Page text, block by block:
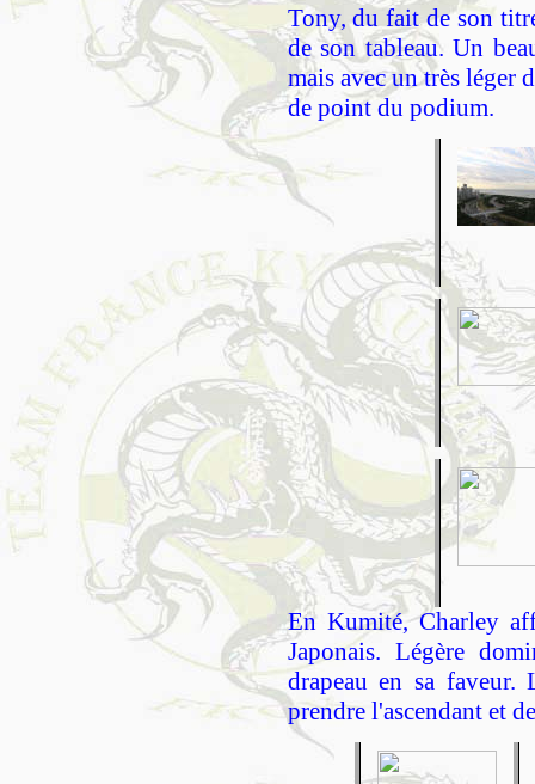
Tony, du fait de son
de son tableau. Un
mais avec un très léger
de point du podium.
En Kumité, Charley
Japonais. Légère
drapeau en sa
prendre l'ascendant et